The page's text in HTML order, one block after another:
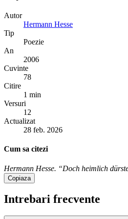
Autor
Hermann Hesse
Tip
Poezie
An
2006
Cuvinte
78
Citire
1 min
Versuri
12
Actualizat
28 feb. 2026
Cum sa citezi
Hermann Hesse. “Doch heimlich
Copiaza
Intrebari frecvente